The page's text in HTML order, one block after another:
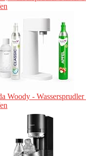
Woody - Wassersprudler